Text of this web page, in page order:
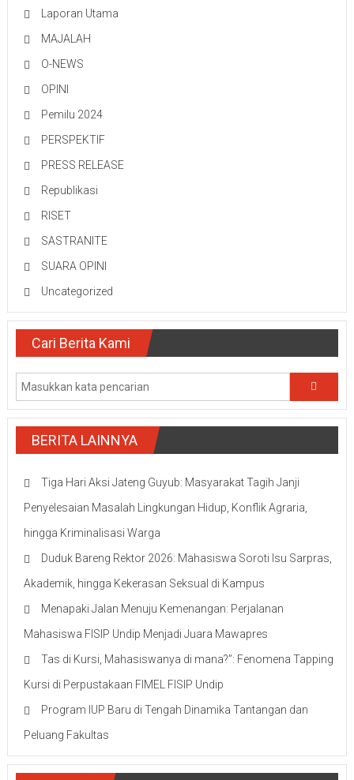
Laporan Utama
MAJALAH
O-NEWS
OPINI
Pemilu 2024
PERSPEKTIF
PRESS RELEASE
Republikasi
RISET
SASTRANITE
SUARA OPINI
Uncategorized
Cari Berita Kami
BERITA LAINNYA
Tiga Hari Aksi Jateng Guyub: Masyarakat Tagih Janji
Penyelesaian Masalah Lingkungan Hidup, Konflik Agraria,
hingga Kriminalisasi Warga
Duduk Bareng Rektor 2026: Mahasiswa Soroti Isu Sarpras,
Akademik, hingga Kekerasan Seksual di Kampus
Menapaki Jalan Menuju Kemenangan: Perjalanan
Mahasiswa FISIP Undip Menjadi Juara Mawapres
Tas di Kursi, Mahasiswanya di mana?”: Fenomena Tapping
Kursi di Perpustakaan FIMEL FISIP Undip
Program IUP Baru di Tengah Dinamika Tantangan dan
Peluang Fakultas